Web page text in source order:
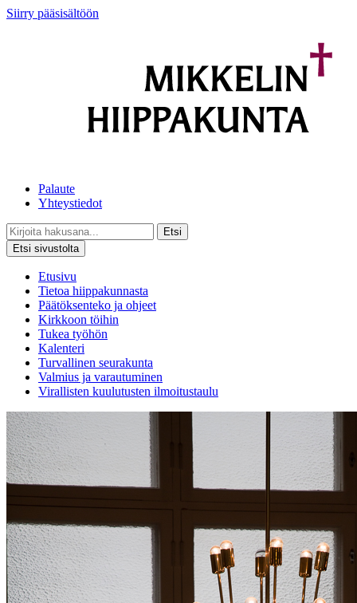
Siirry pääsisältöön
Palaute
Yhteystiedot
Etsi
Etsi sivustolta
Etusivu
Tietoa hiippakunnasta
Päätöksenteko ja ohjeet
Kirkkoon töihin
Tukea työhön
Kalenteri
Turvallinen seurakunta
Valmius ja varautuminen
Virallisten kuulutusten ilmoitustaulu